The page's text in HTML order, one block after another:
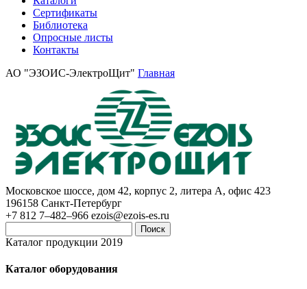
Сертификаты
Библиотека
Опросные листы
Контакты
АО "ЭЗОИС-ЭлектроЩит" Главная
Московское шоссе, дом 42, корпус 2, литера А, офис 423
196158 Санкт-Петербург
+7 812 7–482–966 ezois@ezois-es.ru
Поиск
Каталог продукции 2019
Каталог оборудования